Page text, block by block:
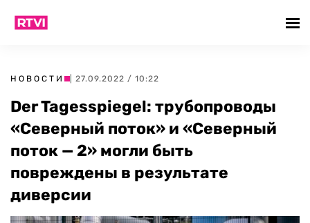
НОВОСТИ | 27.09.2022 / 10:22
Der Tagesspiegel: трубопроводы
«Северный поток» и «Северный
поток — 2» могли быть
повреждены в результате
диверсии